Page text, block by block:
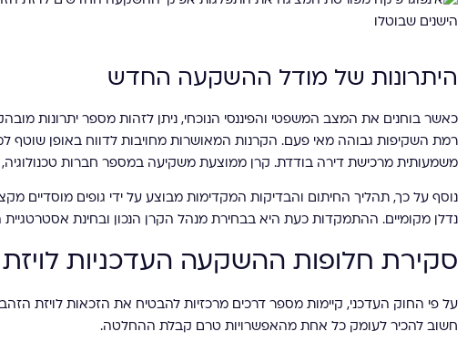
היתרונות של מודל ההשקעה החדש
כאשר בוחנים את המצב המשפטי והפיננסי הנוכחי, ניתן לזהות מספר יתרונות
רמת השקיפות גבוהה מאי פעם. הקרנות המאושרות מחויבות לדווח באופן שוטף
משמעותית מרכישת דירה בודדת. קרן ממוצעת משקיעה במספר חברות
נוסף על כך, תהליך החיתום והבדיקות המקדימות מבוצע על ידי גופים מוסדיים
נדלן מקומיים. ההתמקדות כעת היא בבחירת מנהל הקרן הנכון ובחינת
סקירת חלופות ההשקעה העדכניות
על פי החוק העדכני, קיימות מספר דרכים מרכזיות להבטיח את הזכאות לויזת
חשוב להכיר לעומק כל אחת מהאפשרויות טרם קבלת ההחלטה.